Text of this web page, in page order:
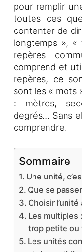
pour remplir
toutes ces
contenter de
longtemps »,
repères
comprend et
repères, ce
sont les « mots
: mètres,
degrés… Sans
comprendre.
Sommaire
Une unité,
Que se
Choisir l’unité
Les multiples
trop petite ou
Les unités